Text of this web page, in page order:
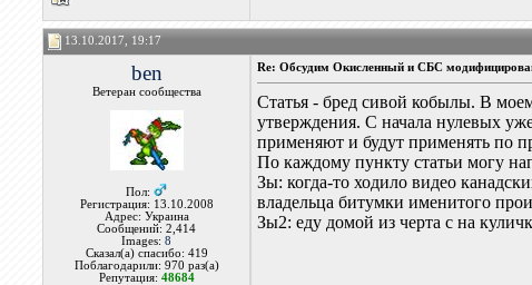
13.10.2017, 19:17
ben
Ветеран сообщества
Пол:
Регистрация: 13.10.2008
Адрес: Украина
Сообщений: 2,414
Images:8
Сказал(а) спасибо: 419
Поблагодарили: 970 раз(а)
Репутация: 48684
Re: Обсудим Окисленный и СБС
Статья - бред сивой кобылы. В
утверждения. С начала нулевых
применяют и будут применять по
По каждому пункту статьи могу
Зы: когда-то ходило видео
владельца битумки именитого
Зы2: еду домой из черта с на